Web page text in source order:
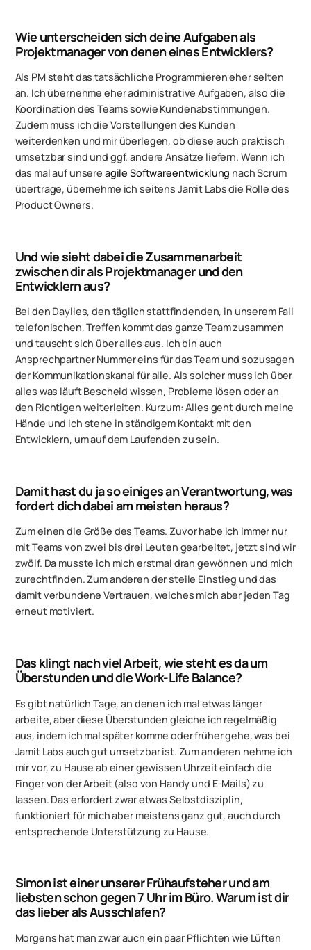
Wie unterscheiden sich deine Aufgaben als
Projektmanager von denen eines Entwicklers?
Als PM steht das tatsächliche Programmieren eher selten
an. Ich übernehme eher administrative Aufgaben, also die
Koordination des Teams sowie Kundenabstimmungen.
Zudem muss ich die Vorstellungen des Kunden
weiterdenken und mir überlegen, ob diese auch praktisch
umsetzbar sind und ggf. andere Ansätze liefern. Wenn ich
das mal auf unsere agile Softwareentwicklung nach Scrum
übertrage, übernehme ich seitens Jamit Labs die Rolle des
Product Owners.
Und wie sieht dabei die Zusammenarbeit
zwischen dir als Projektmanager und den
Entwicklern aus?
Bei den Daylies, den täglich stattfindenden, in unserem Fall
telefonischen, Treffen kommt das ganze Team zusammen
und tauscht sich über alles aus. Ich bin auch
Ansprechpartner Nummer eins für das Team und sozusagen
der Kommunikationskanal für alle. Als solcher muss ich über
alles was läuft Bescheid wissen, Probleme lösen oder an
den Richtigen weiterleiten. Kurzum: Alles geht durch meine
Hände und ich stehe in ständigem Kontakt mit den
Entwicklern, um auf dem Laufenden zu sein.
Damit hast du ja so einiges an Verantwortung, was
fordert dich dabei am meisten heraus?
Zum einen die Größe des Teams. Zuvor habe ich immer nur
mit Teams von zwei bis drei Leuten gearbeitet, jetzt sind wir
zwölf. Da musste ich mich erstmal dran gewöhnen und mich
zurechtfinden. Zum anderen der steile Einstieg und das
damit verbundene Vertrauen, welches mich aber jeden Tag
erneut motiviert.
Das klingt nach viel Arbeit, wie steht es da um
Überstunden und die Work-Life Balance?
Es gibt natürlich Tage, an denen ich mal etwas länger
arbeite, aber diese Überstunden gleiche ich regelmäßig
aus, indem ich mal später komme oder früher gehe, was bei
Jamit Labs auch gut umsetzbar ist. Zum anderen nehme ich
mir vor, zu Hause ab einer gewissen Uhrzeit einfach die
Finger von der Arbeit (also von Handy und E-Mails) zu
lassen. Das erfordert zwar etwas Selbstdisziplin,
funktioniert für mich aber meistens ganz gut, auch durch
entsprechende Unterstützung zu Hause.
Simon ist einer unserer Frühaufsteher und am
liebsten schon gegen 7 Uhr im Büro. Warum ist dir
das lieber als Ausschlafen?
Morgens hat man zwar auch ein paar Pflichten wie Lüften